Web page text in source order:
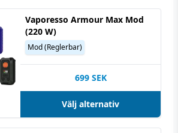
Vaporesso Armour Max Mod
(220 W)
Mod (Reglerbar)
699 SEK
Välj alternativ